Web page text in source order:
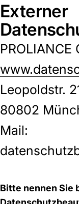
Externer
PROLIANCE
Leopoldstr.
80802
Mail:
Bitte nennen Sie